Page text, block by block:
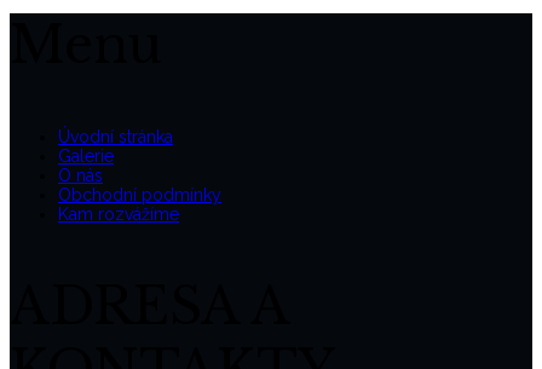
Úvodní stránka
Galerie
O nás
Obchodní podmínky
Kam rozvážíme